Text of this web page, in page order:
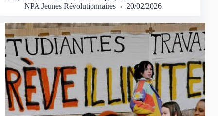
NPA Jeunes Révolutionnaires
20/02/2026